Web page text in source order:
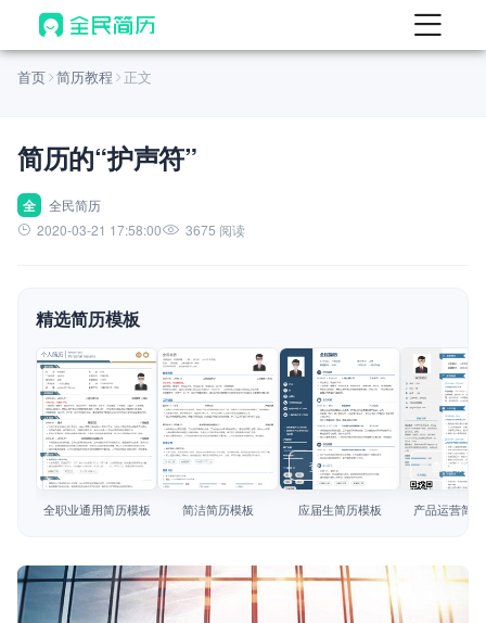
首页
AI 生成简历
AI 优化简历
AI 翻译简历
AI 模拟面试
面试自我介绍
AI 职场工具 New
简历模板
简历教程
首页 简历教程 正文
简历的“护声符”
全
全民简历
2020-03-21 17:58:00
3675 阅读
精选简历模板
查看模板
全职业通用简历模板
查看模板
简洁简历模板
查看模板
应届生简历模板
查看模板
产品运营简